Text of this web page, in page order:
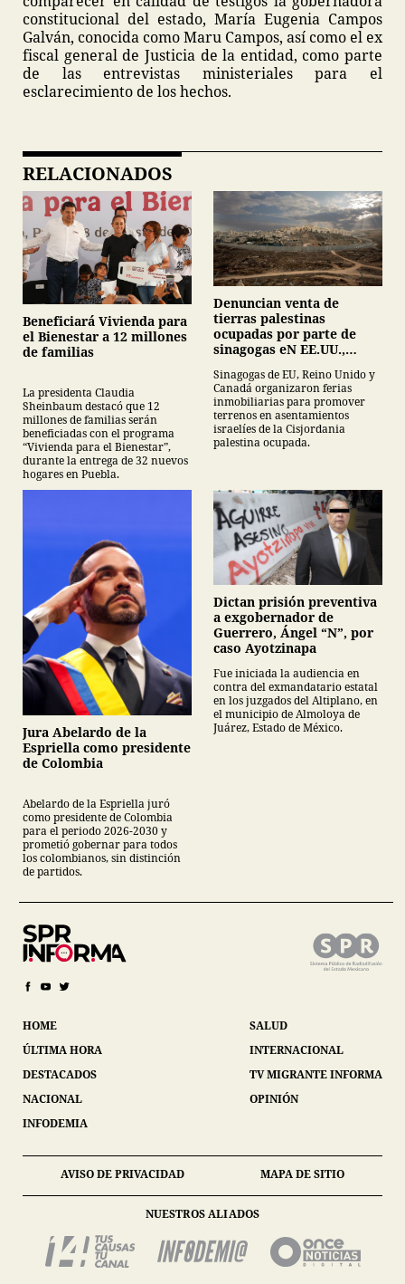
constitucional del estado, María Eugenia Campos
Galván, conocida como Maru Campos, así como el ex
fiscal general de Justicia de la entidad, como parte
de las entrevistas ministeriales para el
esclarecimiento de los hechos.
RELACIONADOS
Beneficiará Vivienda para
el Bienestar a 12 millones
de familias
La presidenta Claudia
Sheinbaum destacó que 12
millones de familias serán
beneficiadas con el programa
“Vivienda para el Bienestar”,
durante la entrega de 32 nuevos
hogares en Puebla.
Denuncian venta de
tierras palestinas
ocupadas por parte de
sinagogas eN EE.UU.,
Sinagogas de EU, Reino Unido y
Canadá organizaron ferias
inmobiliarias para promover
terrenos en asentamientos
israelíes de la Cisjordania
palestina ocupada.
Jura Abelardo de la
Espriella como presidente
de Colombia
Abelardo de la Espriella juró
como presidente de Colombia
para el periodo 2026-2030 y
prometió gobernar para todos
los colombianos, sin distinción
de partidos.
Dictan prisión preventiva
a exgobernador de
Guerrero, Ángel “N”, por
caso Ayotzinapa
Fue iniciada la audiencia en
contra del exmandatario estatal
en los juzgados del Altiplano, en
el municipio de Almoloya de
Juárez, Estado de México.
HOME
ÚLTIMA HORA
DESTACADOS
NACIONAL
INFODEMIA
SALUD
INTERNACIONAL
TV MIGRANTE INFORMA
OPINIÓN
AVISO DE PRIVACIDAD MAPA DE SITIO
NUESTROS ALIADOS